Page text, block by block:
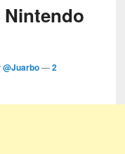
Nintendo
@Juarbo —2